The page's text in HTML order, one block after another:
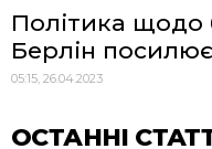
Політика щодо
Берлін
05:15, 26.04.2023
ОСТАННІ